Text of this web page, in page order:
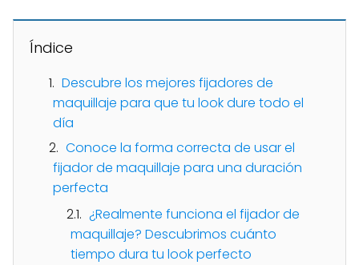
Índice
Descubre los mejores fijadores de
maquillaje para que tu look dure todo el
día
Conoce la forma correcta de usar el
fijador de maquillaje para una duración
perfecta
¿Realmente funciona el fijador de
maquillaje? Descubrimos cuánto
tiempo dura tu look perfecto